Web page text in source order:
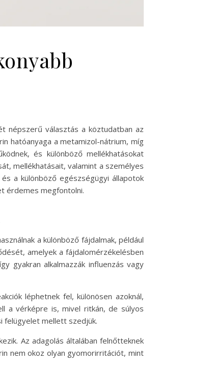
népszerű választás a köztudatban az
hatóanyaga a metamizol-nátrium, míg
és különböző mellékhatásokat
mellékhatásait, valamint a személyes
a különböző egészségügyi állapotok
érdemes megfontolni.
a különböző fájdalmak, például
amelyek a fájdalomérzékelésben
gyakran alkalmazzák influenzás vagy
léphetnek fel, különösen azoknál,
a vérképre is, mivel ritkán, de súlyos
felügyelet mellett szedjük.
Az adagolás általában felnőtteknek
nem okoz olyan gyomorirritációt, mint